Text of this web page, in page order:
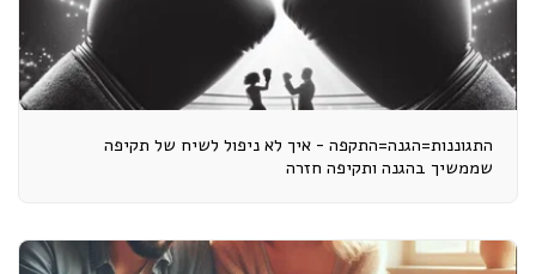
התגוננות=הגנה=התקפה - איך לא ניפול לשיח של תקיפה
שממשיך בהגנה ותקיפה חזרה